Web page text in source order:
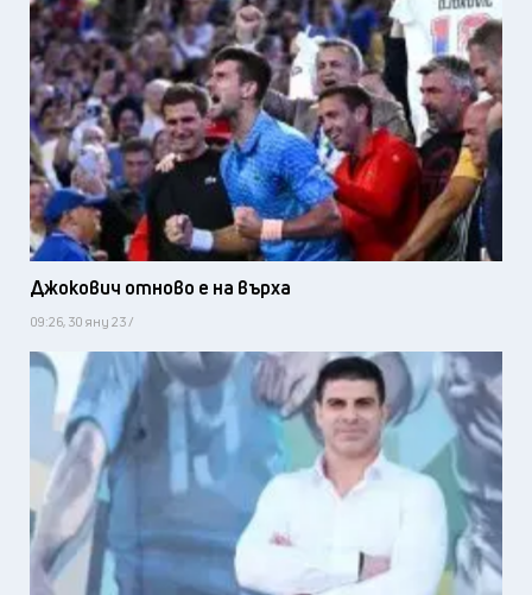
Джокович отново е на върха
09:26, 30 яну 23 /